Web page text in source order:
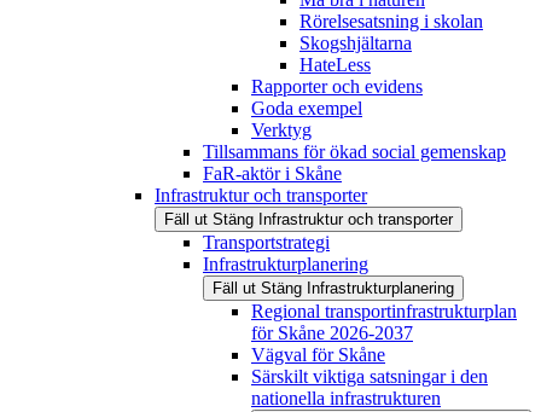
Rörelsesatsning i skolan
Skogshjältarna
HateLess
Rapporter och evidens
Goda exempel
Verktyg
Tillsammans för ökad social gemenskap
FaR-aktör i Skåne
Infrastruktur och transporter
Fäll ut Stäng Infrastruktur och transporter
Transportstrategi
Infrastrukturplanering
Fäll ut Stäng Infrastrukturplanering
Regional transportinfrastrukturplan
för Skåne 2026-2037
Vägval för Skåne
Särskilt viktiga satsningar i den
nationella infrastrukturen